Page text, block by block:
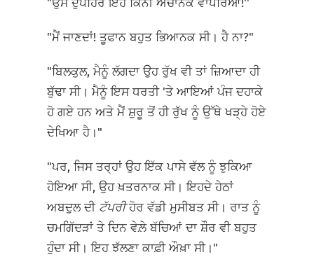
"ਉਸ ਦੁਪਹਿਰ ਇਹ ਕਿੰਨੀ ਅਚਾਨਕ ਵਾਪਰਿਆ!''
"ਮੈਂ ਜਾਣਦਾਂ! ਤੂਫਾਨ ਬਹੁਤ ਭਿਆਨਕ ਸੀ। ਹੈ ਨਾ?"
"ਬਿਲਕੁਲ, ਮੈਨੂੰ ਲੱਗਦਾ ਉਹ ਰੁੱਖ ਵੀ ਤਾਂ ਜ਼ਿਆਦਾ ਹੀ
ਬੁੱਢਾ ਸੀ। ਮੈਨੂੰ ਇਸ ਧਰਤੀ 'ਤੇ ਆਇਆਂ ਪੰਜ ਦਹਾਕੇ
ਹੋ ਗਏ ਹਨ ਅਤੇ ਮੈਂ ਸ਼ੁਰੂ ਤੋਂ ਹੀ ਰੁੱਖ ਨੂੰ ਉੱਥੇ ਖੜ੍ਹੇ ਹੋਏ
ਦੇਖਿਆ ਹੈ।"
"ਪਰ, ਜਿਸ ਤਰ੍ਹਾਂ ਉਹ ਇੱਕ ਪਾਸੇ ਵੱਲ ਨੂੰ ਝੁਕਿਆ
ਹੋਇਆ ਸੀ, ਉਹ ਖ਼ਤਰਨਾਕ ਸੀ। ਇਹਦੇ ਹੇਠਾਂ
ਅਬਦੁਲ ਦੀ ਟੱਪਰੀਹੋਰ ਵੱਡੀ ਮੁਸੀਬਤ ਸੀ। ਰਾਤ ਨੂੰ
ਚਮਗਿੱਦੜਾਂ ਤੇ ਦਿਨ ਵੇਲ਼ੇ ਬੱਚਿਆਂ ਦਾ ਸ਼ੌਰ ਵੀ ਬਹੁਤ
ਹੁੰਦਾ ਸੀ। ਇਹ ਝੱਲਣਾ ਕਾਫ਼ੀ ਔਖ਼ਾ ਸੀ।"